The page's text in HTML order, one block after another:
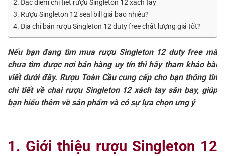
2. Đặc điểm chi tiết rượu Singleton 12 xách tay
3. Rượu Singleton 12 seal bill giá bao nhiêu?
4. Địa chỉ bán rượu Singleton 12 duty free chất lượng giá tốt?
Nếu bạn đang tìm mua rượu Singleton 12 duty free mà
chưa tìm được nơi bán hàng uy tín thì hãy tham khảo bài
viết dưới đây. Rượu Toàn Cầu cung cấp cho bạn thông tin
chi tiết về chai rượu Singleton 12 xách tay sân bay, giúp
bạn hiểu thêm về sản phẩm và có sự lựa chọn ưng ý
1. Giới thiệu rượu Singleton 12